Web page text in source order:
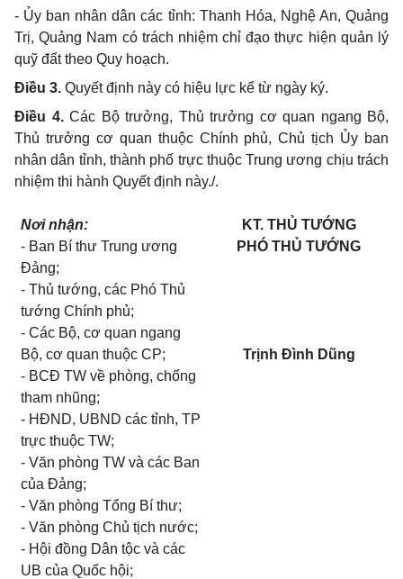
- Ủy ban nhân dân các tỉnh: Thanh Hóa, Nghệ An, Quảng
Trị, Quảng Nam có trách nhiệm chỉ đạo thực hiện quản lý
quỹ đất theo Quy hoạch.
Điều 3. Quyết định này có hiệu lực kể từ ngày ký.
Điều 4.Các Bộ trưởng, Thủ trưởng cơ quan ngang Bộ,
Thủ trưởng cơ quan thuộc Chính phủ, Chủ tịch Ủy ban
nhân dân tỉnh, thành phố trực thuộc Trung ương chịu trách
nhiệm thi hành Quyết định này./.
Nơi nhận:
- Ban Bíthư Trung ương
Đảng;
- Thủ tướng, các Phó Thủ
tướng Chính phủ;
- Các Bộ, cơ quan ngang
Bộ, cơ quan thuộc CP;
- BCĐ TW về phòng, chống
tham nhũng;
- HĐND, UBND các tỉnh, TP
trực thuộc TW;
- Văn phòng TW và các Ban
của Đảng;
- Văn phòng Tổng Bí thư;
- Văn phòng Chủ tịch nước;
- Hội đồng Dân tộc và các
UB của Quốc hội;
KT. THỦ TƯỚNG
PHÓ THỦ TƯỚNG
Trịnh Đình Dũng